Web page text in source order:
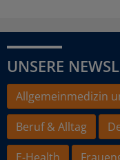
UNSERE
Allgemeinmedizin
Beruf & Alltag